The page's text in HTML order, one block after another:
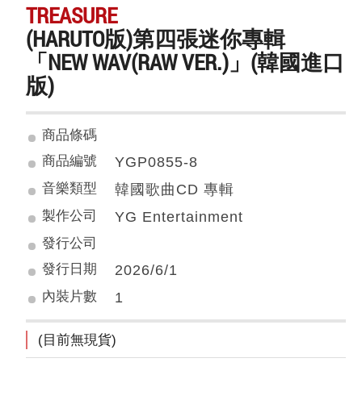
TREASURE
(HARUTO版)第四張迷你專輯
「NEW WAV(RAW VER.)」(韓國進口
版)
商品條碼
商品編號
YGP0855-8
音樂類型 韓國歌曲CD 專輯
製作公司 YG Entertainment
發行公司
發行日期
2026/6/1
內裝片數 1
(目前無現貨)